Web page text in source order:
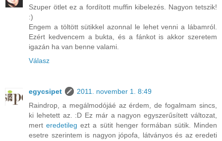
Szuper ötlet ez a fordított muffin kibelezés. Nagyon tetszik!
:)
Engem a töltött sütikkel azonnal le lehet venni a lábamról.
Ezért kedvencem a bukta, és a fánkot is akkor szeretem
igazán ha van benne valami.
Válasz
egycsipet
2011. november 1. 8:49
Raindrop, a megálmodójáé az érdem, de fogalmam sincs,
ki lehetett az. :D Ez már a nagyon egyszerűsített változat,
merteredetileg ezt a sütit henger formában sütik. Minden
esetre szerintem is nagyon jópofa, látványos és az eredeti